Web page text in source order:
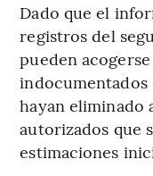
Dado que el
registros del
pueden
indocumentados
hayan eliminado
autorizados que
estimaciones